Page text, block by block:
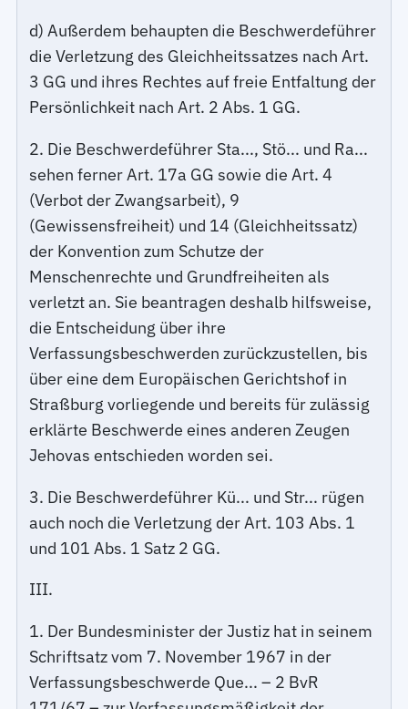
d) Außerdem behaupten die Beschwerdeführer
die Verletzung des Gleichheitssatzes nach Art.
3 GG und ihres Rechtes auf freie Entfaltung der
Persönlichkeit nach Art. 2 Abs. 1 GG.
2. Die Beschwerdeführer Sta..., Stö... und Ra...
sehen ferner Art. 17a GG sowie die Art. 4
(Verbot der Zwangsarbeit), 9
(Gewissensfreiheit) und 14 (Gleichheitssatz)
der Konvention zum Schutze der
Menschenrechte und Grundfreiheiten als
verletzt an. Sie beantragen deshalb hilfsweise,
die Entscheidung über ihre
Verfassungsbeschwerden zurückzustellen, bis
über eine dem Europäischen Gerichtshof in
Straßburg vorliegende und bereits für zulässig
erklärte Beschwerde eines anderen Zeugen
Jehovas entschieden worden sei.
3. Die Beschwerdeführer Kü... und Str... rügen
auch noch die Verletzung der Art. 103 Abs. 1
und 101 Abs. 1 Satz 2 GG.
III.
1. Der Bundesminister der Justiz hat in seinem
Schriftsatz vom 7. November 1967 in der
Verfassungsbeschwerde Que... – 2 BvR